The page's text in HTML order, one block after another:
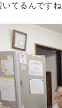
いてるんです